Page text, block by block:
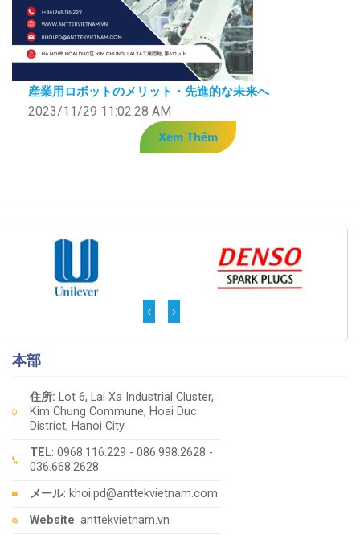
産業用ロボットのメリット・先進的な未来へ
2023/11/29 11:02:28 AM
Xem Thêm
‹ ›
本部
住所: Lot 6, Lai Xa Industrial Cluster,
Kim Chung Commune, Hoai Duc
District, Hanoi City
TEL: 0968.116.229 - 086.998.2628 -
036.668.2628
メール: khoi.pd@anttekvietnam.com
Website: anttekvietnam.vn